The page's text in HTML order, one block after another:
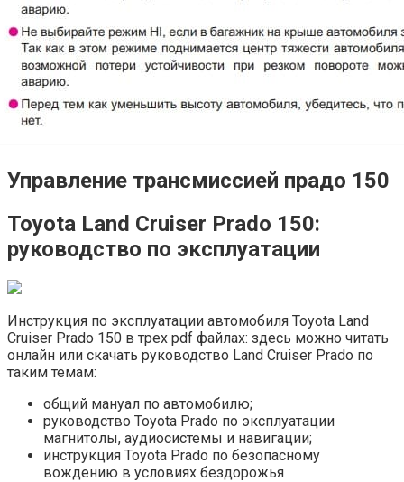
Управление трансмиссией прадо 150
Toyota Land Cruiser Prado 150:
руководство по эксплуатации
Инструкция по эксплуатации автомобиля Toyota Land
Cruiser Prado 150 в трех pdf файлах: здесь можно читать
онлайн или скачать руководство Land Cruiser Prado по
таким темам:
общий мануал по автомобилю;
руководство Toyota Prado по эксплуатации
магнитолы, аудиосистемы и навигации;
инструкция Toyota Prado по безопасному
вождению в условиях бездорожья